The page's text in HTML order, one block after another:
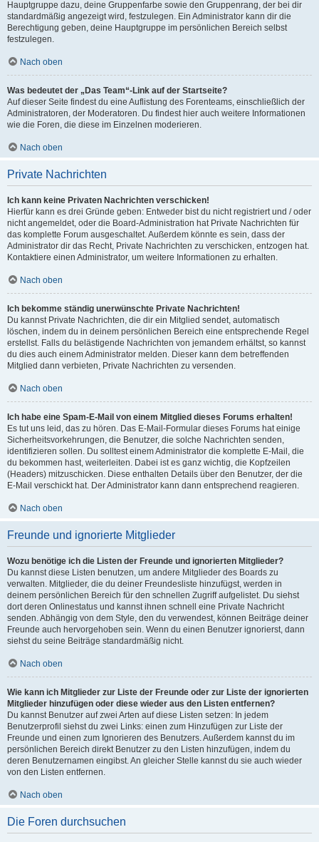
Hauptgruppe dazu, deine Gruppenfarbe sowie den Gruppenrang, der bei dir
standardmäßig angezeigt wird, festzulegen. Ein Administrator kann dir die
Berechtigung geben, deine Hauptgruppe im persönlichen Bereich selbst
festzulegen.
Nach oben
Was bedeutet der „Das Team“-Link auf der Startseite?
Auf dieser Seite findest du eine Auflistung des Forenteams, einschließlich der
Administratoren, der Moderatoren. Du findest hier auch weitere Informationen
wie die Foren, die diese im Einzelnen moderieren.
Nach oben
Private Nachrichten
Ich kann keine Privaten Nachrichten verschicken!
Hierfür kann es drei Gründe geben: Entweder bist du nicht registriert und / oder
nicht angemeldet, oder die Board-Administration hat Private Nachrichten für
das komplette Forum ausgeschaltet. Außerdem könnte es sein, dass der
Administrator dir das Recht, Private Nachrichten zu verschicken, entzogen hat.
Kontaktiere einen Administrator, um weitere Informationen zu erhalten.
Nach oben
Ich bekomme ständig unerwünschte Private Nachrichten!
Du kannst Private Nachrichten, die dir ein Mitglied sendet, automatisch
löschen, indem du in deinem persönlichen Bereich eine entsprechende Regel
erstellst. Falls du belästigende Nachrichten von jemandem erhältst, so kannst
du dies auch einem Administrator melden. Dieser kann dem betreffenden
Mitglied dann verbieten, Private Nachrichten zu versenden.
Nach oben
Ich habe eine Spam-E-Mail von einem Mitglied dieses Forums erhalten!
Es tut uns leid, das zu hören. Das E-Mail-Formular dieses Forums hat einige
Sicherheitsvorkehrungen, die Benutzer, die solche Nachrichten senden,
identifizieren sollen. Du solltest einem Administrator die komplette E-Mail, die
du bekommen hast, weiterleiten. Dabei ist es ganz wichtig, die Kopfzeilen
(Headers) mitzuschicken. Diese enthalten Details über den Benutzer, der die
E-Mail verschickt hat. Der Administrator kann dann entsprechend reagieren.
Nach oben
Freunde und ignorierte Mitglieder
Wozu benötige ich die Listen der Freunde und ignorierten Mitglieder?
Du kannst diese Listen benutzen, um andere Mitglieder des Boards zu
verwalten. Mitglieder, die du deiner Freundesliste hinzufügst, werden in
deinem persönlichen Bereich für den schnellen Zugriff aufgelistet. Du siehst
dort deren Onlinestatus und kannst ihnen schnell eine Private Nachricht
senden. Abhängig von dem Style, den du verwendest, können Beiträge deiner
Freunde auch hervorgehoben sein. Wenn du einen Benutzer ignorierst, dann
siehst du seine Beiträge standardmäßig nicht.
Nach oben
Wie kann ich Mitglieder zur Liste der Freunde oder zur Liste der ignorierten
Mitglieder hinzufügen oder diese wieder aus den Listen entfernen?
Du kannst Benutzer auf zwei Arten auf diese Listen setzen: In jedem
Benutzerprofil siehst du zwei Links: einen zum Hinzufügen zur Liste der
Freunde und einen zum Ignorieren des Benutzers. Außerdem kannst du im
persönlichen Bereich direkt Benutzer zu den Listen hinzufügen, indem du
deren Benutzernamen eingibst. An gleicher Stelle kannst du sie auch wieder
von den Listen entfernen.
Nach oben
Die Foren durchsuchen